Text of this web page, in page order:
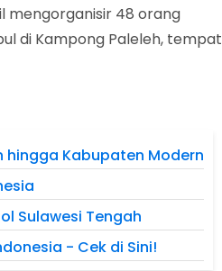
mengorganisir 48 orang
di Kampong Paleleh, tempat
hingga Kabupaten Modern
Sulawesi Tengah
- Cek di Sini!